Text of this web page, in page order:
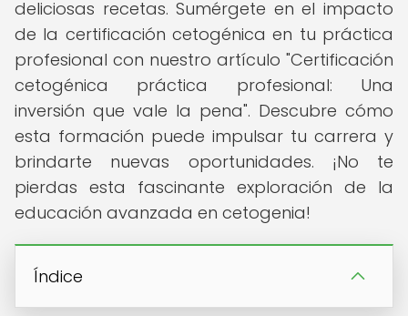
deliciosas recetas. Sumérgete en el impacto
de la certificación cetogénica en tu práctica
profesional con nuestro artículo "Certificación
cetogénica práctica profesional: Una
inversión que vale la pena". Descubre cómo
esta formación puede impulsar tu carrera y
brindarte nuevas oportunidades. ¡No te
pierdas esta fascinante exploración de la
educación avanzada en cetogenia!
Índice